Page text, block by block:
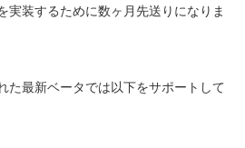
実装するために数ヶ月先送りになりま
た最新ベータでは以下をサポートして